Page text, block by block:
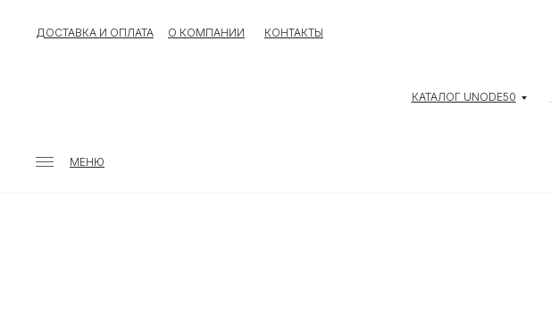
ДОСТАВКА И ОПЛАТА О КОМПАНИИ КОНТАКТЫ
КАТАЛОГ UNODE50
МЕНЮ